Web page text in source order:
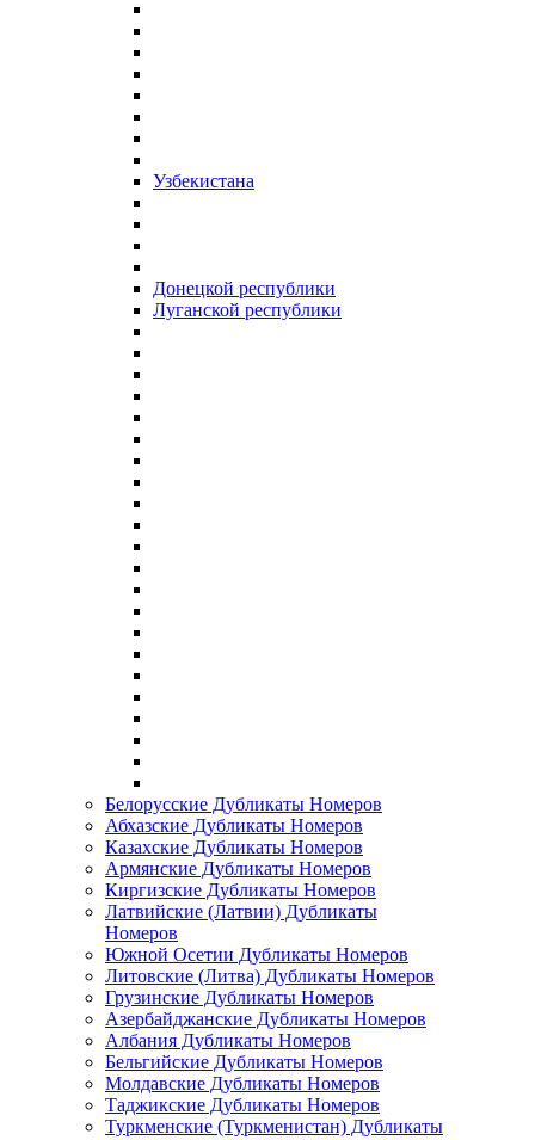
Узбекистана
Донецкой республики
Луганской республики
Белорусские Дубликаты Номеров
Абхазские Дубликаты Номеров
Казахские Дубликаты Номеров
Армянские Дубликаты Номеров
Киргизские Дубликаты Номеров
Латвийские (Латвии) Дубликаты
Номеров
Южной Осетии Дубликаты Номеров
Литовские (Литва) Дубликаты Номеров
Грузинские Дубликаты Номеров
Азербайджанские Дубликаты Номеров
Албания Дубликаты Номеров
Бельгийские Дубликаты Номеров
Молдавские Дубликаты Номеров
Таджикские Дубликаты Номеров
Туркменские (Туркменистан) Дубликаты